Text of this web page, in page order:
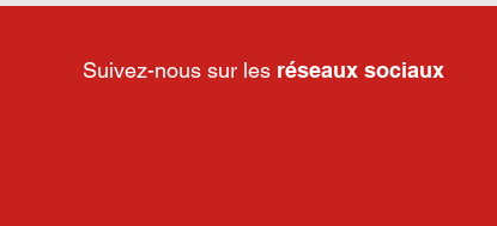
Suivez-nous sur les réseaux sociaux